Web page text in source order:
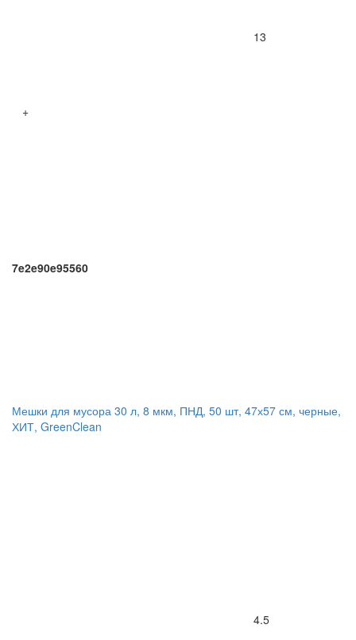
13
+
7e2e90e95560
Мешки для мусора 30 л, 8 мкм, ПНД, 50 шт, 47х57 см, черные,
ХИТ, GreenClean
4.5